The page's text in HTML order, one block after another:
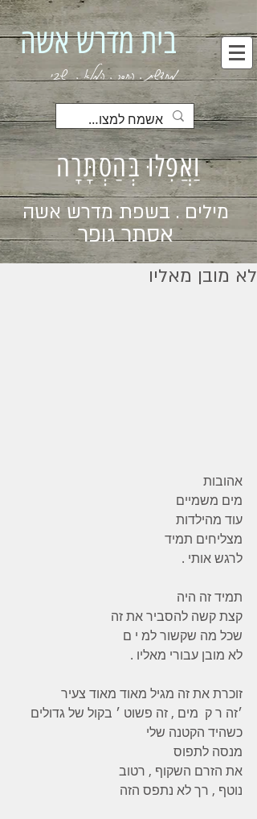
בית מדרש אשה
מחדשת . החסר . המלא . שבי
וַאֲפִלּוּ בְּהַסְתָּרָה
מילים . בשפת מדרש אשה
אסתר גופר
לא מובן מאליו
אהובות
מים משמיים
עוד מהילדות
מצליחים תמיד
לרגש אותי .
תמיד זה היה
קצת קשה להסביר את זה
שכל מה שקשור למ י ם
לא מובן עבורי מאליו .
זוכרת את זה מגיל מאוד מאוד צעיר
׳זה ר ק  מים , זה פשוט ׳ בקול של גדולים
כשהיד הקטנה שלי
מנסה לתפוס
את הזרם השקוף , רטוב
נוטף , רך לא נתפס הזה